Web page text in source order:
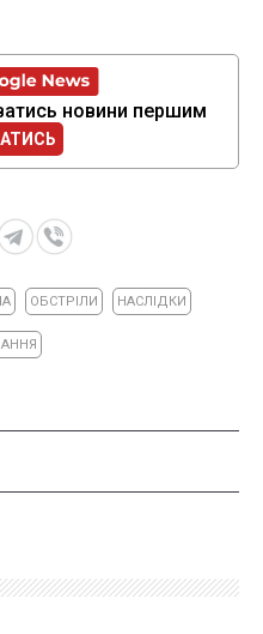
новини першим
ОБСТРІЛИ НАСЛІДКИ